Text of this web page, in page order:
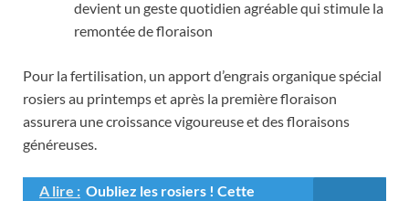
devient un geste quotidien agréable qui stimule la
remontée de floraison
Pour la fertilisation, un apport d’engrais organique spécial
rosiers au printemps et après la première floraison
assurera une croissance vigoureuse et des floraisons
généreuses.
A lire : Oubliez les rosiers ! Cette